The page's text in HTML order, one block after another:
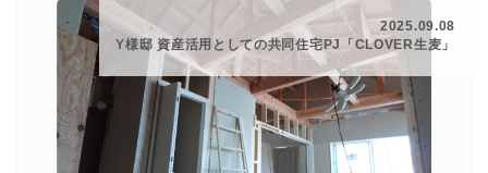
2025.09.08
Y様邸 資産活用としての共同住宅PJ「CLOVER生麦」